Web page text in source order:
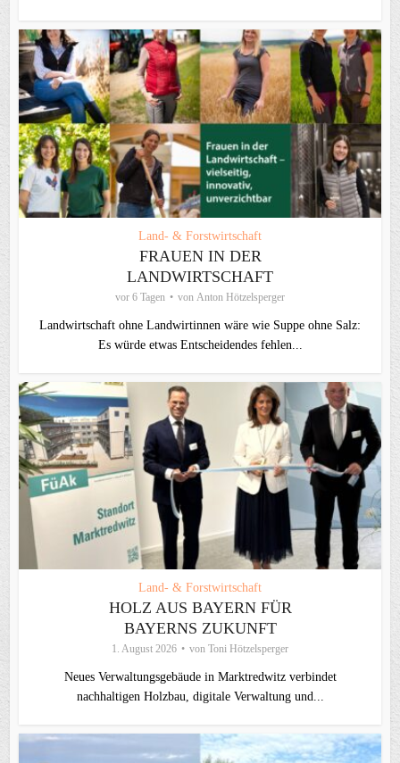
Land- & Forstwirtschaft
FRAUEN IN DER
LANDWIRTSCHAFT
vor 6 Tagen von Anton Hötzelsperger
Landwirtschaft ohne Landwirtinnen wäre wie Suppe ohne Salz:
Es würde etwas Entscheidendes fehlen...
Land- & Forstwirtschaft
HOLZ AUS BAYERN FÜR
BAYERNS ZUKUNFT
1. August 2026 von Toni Hötzelsperger
Neues Verwaltungsgebäude in Marktredwitz verbindet
nachhaltigen Holzbau, digitale Verwaltung und...